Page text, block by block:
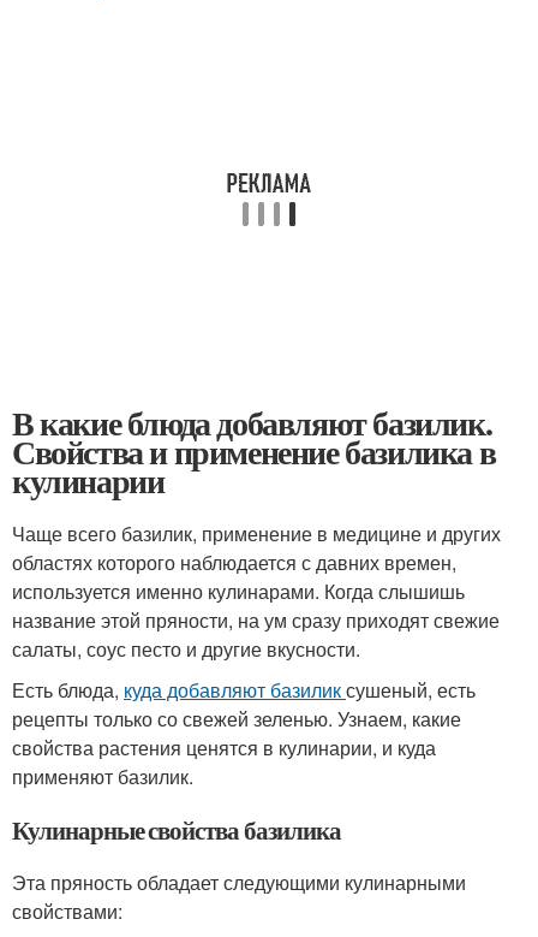
В какие блюда добавляют базилик.
Свойства и применение базилика в
кулинарии
Чаще всего базилик, применение в медицине и других
областях которого наблюдается с давних времен,
используется именно кулинарами. Когда слышишь
название этой пряности, на ум сразу приходят свежие
салаты, соус песто и другие вкусности.
Есть блюда, куда добавляют базиликсушеный, есть
рецепты только со свежей зеленью. Узнаем, какие
свойства растения ценятся в кулинарии, и куда
применяют базилик.
Кулинарные свойства базилика
Эта пряность обладает следующими кулинарными
свойствами: